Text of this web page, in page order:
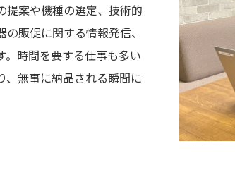
提案や機種の選定、技術的
販促に関する情報発信、
時間を要する仕事も多い
、無事に納品される瞬間に